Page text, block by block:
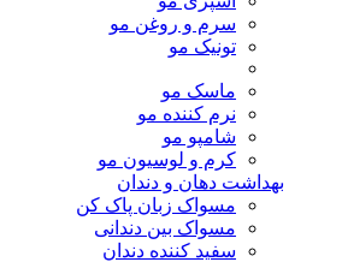
سرم و روغن مو
تونیک مو
ماسک مو
نرم کننده مو
شامپو مو
کرم و لوسیون مو
بهداشت دهان و دندان
مسواک زبان پاک کن
مسواک بین دندانی
سفید کننده دندان